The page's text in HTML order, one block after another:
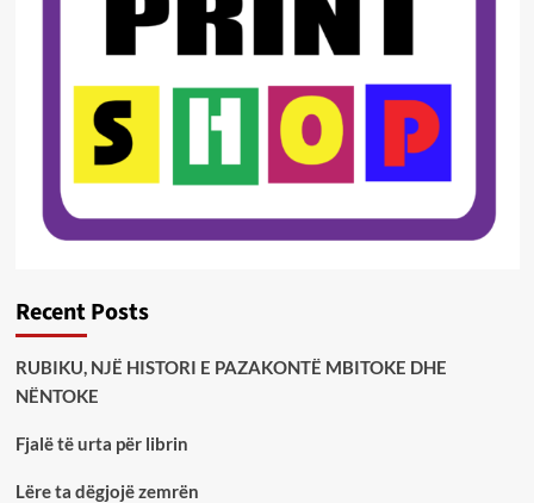
Recent Posts
RUBIKU, NJË HISTORI E PAZAKONTË MBITOKE DHE
NËNTOKE
Fjalë të urta për librin
Lëre ta dëgjojë zemrën